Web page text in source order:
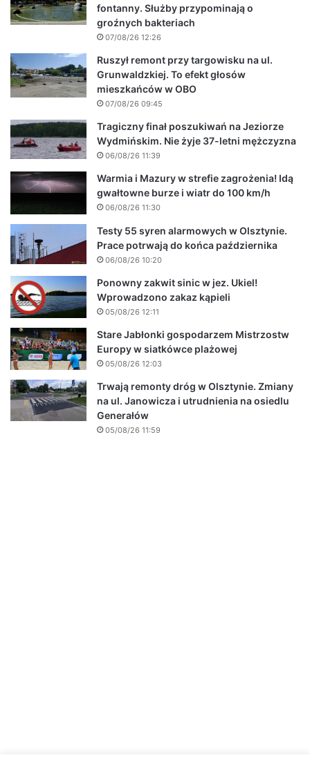
fontanny. Służby przypominają o
groźnych bakteriach
07/08/26 12:26
Ruszył remont przy targowisku na ul.
Grunwaldzkiej. To efekt głosów
mieszkańców w OBO
07/08/26 09:45
Tragiczny finał poszukiwań na Jeziorze
Wydmińskim. Nie żyje 37-letni mężczyzna
06/08/26 11:39
Warmia i Mazury w strefie zagrożenia! Idą
gwałtowne burze i wiatr do 100 km/h
06/08/26 11:30
Testy 55 syren alarmowych w Olsztynie.
Prace potrwają do końca października
06/08/26 10:20
Ponowny zakwit sinic w jez. Ukiel!
Wprowadzono zakaz kąpieli
05/08/26 12:11
Stare Jabłonki gospodarzem Mistrzostw
Europy w siatkówce plażowej
05/08/26 12:03
Trwają remonty dróg w Olsztynie. Zmiany
na ul. Janowicza i utrudnienia na osiedlu
Generałów
05/08/26 11:59